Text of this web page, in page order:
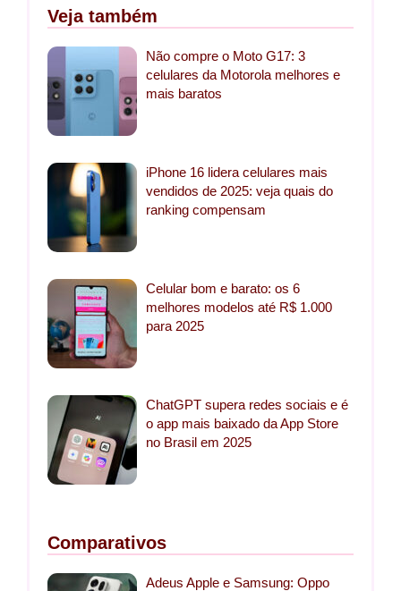
Veja também
Não compre o Moto G17: 3
celulares da Motorola melhores e
mais baratos
iPhone 16 lidera celulares mais
vendidos de 2025: veja quais do
ranking compensam
Celular bom e barato: os 6
melhores modelos até R$ 1.000
para 2025
ChatGPT supera redes sociais e é
o app mais baixado da App Store
no Brasil em 2025
Comparativos
Adeus Apple e Samsung: Oppo